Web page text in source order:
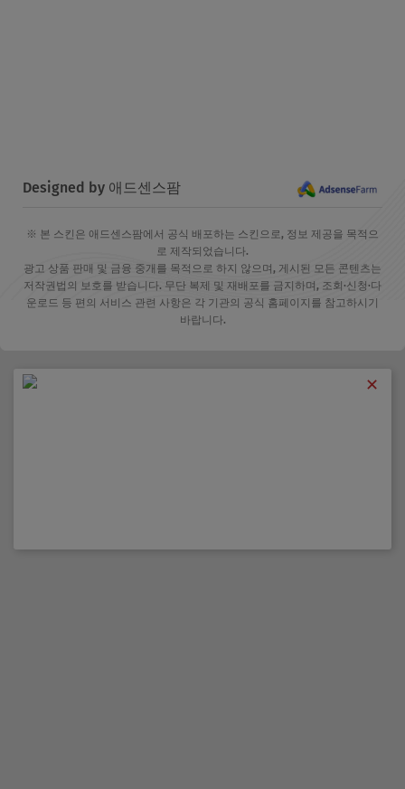
Designed by 애드센스팜
※ 본 스킨은 애드센스팜에서 공식 배포하는 스킨으로, 정보 제공을 목적으
로 제작되었습니다.
광고 상품 판매 및 금융 중개를 목적으로 하지 않으며, 게시된 모든 콘텐츠는
저작권법의 보호를 받습니다. 무단 복제 및 재배포를 금지하며, 조회·신청·다
운로드 등 편의 서비스 관련 사항은 각 기관의 공식 홈페이지를 참고하시기
바랍니다.
✕